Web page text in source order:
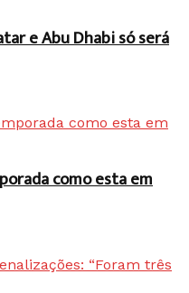
e Abu Dhabi só será
como esta em